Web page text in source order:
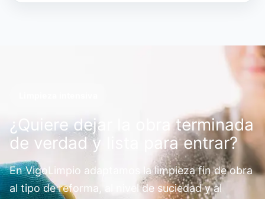
¿Quiere dejar la obra terminada
de verdad y lista para entrar?
En VigoLimpio adaptamos la limpieza fin de obra
al tipo de reforma, al nivel de suciedad y al